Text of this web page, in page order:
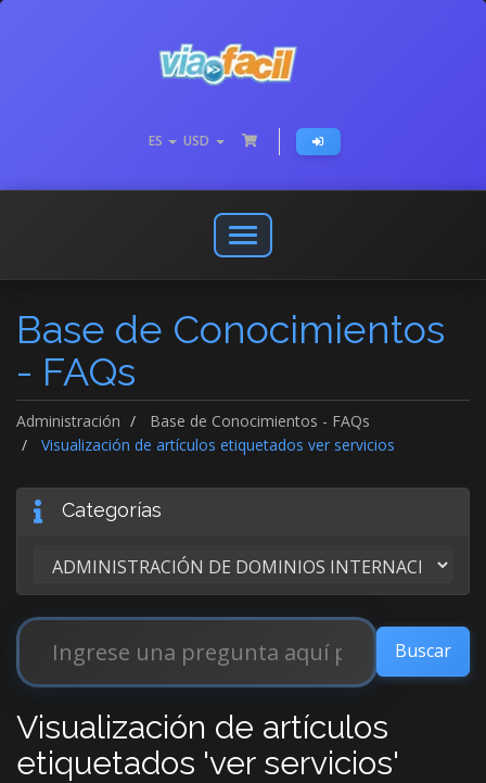
ES USD
Abrir
o
menú
de
Base de Conocimientos
- FAQs
Administración
Base de Conocimientos - FAQs
Visualización de artículos etiquetados ver servicios
Categorías
Visualización de artículos
etiquetados 'ver servicios'